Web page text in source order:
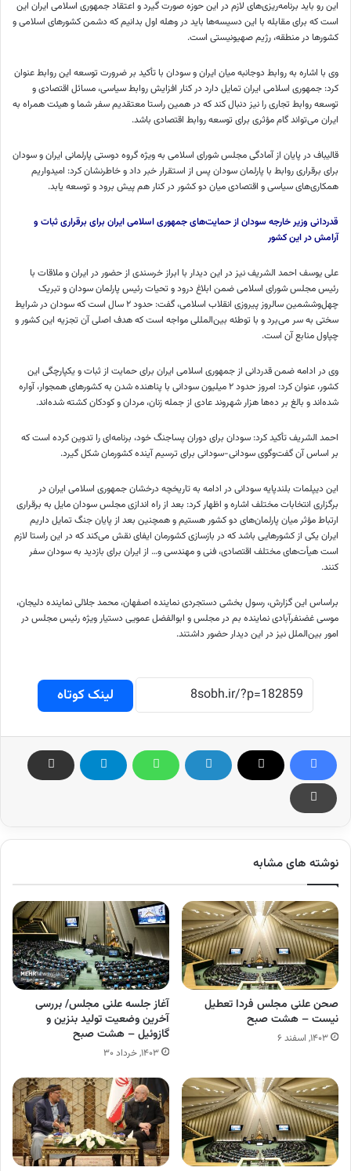
این رو باید برنامه‌ریزی‌های لازم در این حوزه صورت گیرد و اعتقاد جمهوری اسلامی ایران این
است که برای مقابله با این دسیسه‌ها باید در وهله اول بدانیم که دشمن کشورهای اسلامی و
کشورها در منطقه، رژیم صهیونیستی است.
وی با اشاره به روابط دوجانبه میان ایران و سودان با تأکید بر ضرورت توسعه اینروابطعنوان
کرد: جمهوری اسلامی ایران تمایل دارد در کنار افزایش روابط سیاسی، مسائل اقتصادی و
توسعهروابط تجاری را نیز دنبال کند که در همین راستامعتقدیم سفر شما و هیئت همراه به
ایران می‌تواند گام مؤثری برای توسعهروابط اقتصادی باشد.
قالیباف در پایان از آمادگی مجلس شورای اسلامی به ویژه گروه دوستی پارلمانی ایران و سودان
برای برقراری روابط با پارلمان سودان پس از استقرار خبر داد و خاطرنشان کرد: امیدواریم
همکاری‌های سیاسی و اقتصادی میان دو کشور در کنار هم پیش برود و توسعهیابد.
قدردانی وزیر خارجه سودان از حمایت‌های جمهوری اسلامی ایران برای برقراری ثبات و
آرامش در این کشور
علی یوسف احمد الشریفنیز در این دیدار با ابراز خرسندی از حضور در ایران و ملاقات با
رئیس مجلس شورای اسلامی ضمن ابلاغ درود و تحیات رئیس پارلمان سودان و تبریک
چهل‌وششمین
سالروز پیروزی انقلاب اسلامی، گفت: حدود ۲ سال است که سودان در شرایط
سختی به سر می‌برد و با توطئه بین‌المللیمواجه است که هدف اصلی آن تجزیه این کشور و
چپاول منابع آن است.
وی در ادامه ضمن قدردانی از جمهوری اسلامی ایران برای حمایت از ثبات و یکپارچگی این
کشور، عنوان کرد: امروز حدود ۲ میلیون سودانی با پناهنده شدن به کشورهای همجوار، آواره
شده‌اند و بالغ بر ده‌ها هزار شهروند عادی از جمله زنان، مردان و کودکان کشته شده‌اند.
احمد الشریفتأکید کرد: سودان برای دورانپساجنگخود، برنامه‌ایرا تدوینکرده است که
بر اساسآن گفت‌وگوی سودانی-سودانی برای ترسیم آینده کشورمان شکل گیرد.
این دیپلمات بلندپایه سودانی در ادامه به تاریخچه درخشان جمهوری اسلامی ایران در
برگزاری انتخابات مختلف اشاره و اظهار کرد: بعد از راه اندازی مجلس سودان مایل به برقراری
ارتباط مؤثر میان پارلمان‌های دو کشور هستیم و همچنین بعد از پایان جنگ تمایل داریم
ایران یکی از کشورهایی باشد که در بازسازی کشورمان ایفای نقش می‌کند که در این راستا لازم
است هیأت‌های مختلف اقتصادی، فنی و مهندسی و… از ایران برای بازدید به سودان سفر
کنند.
براساس این گزارش،رسول بخشی دستجردی نماینده اصفهان، محمد جلالی نماینده دلیجان،
موسیغضنفرآبادینماینده بم در مجلس و ابوالفضل عمویی دستیار ویژه رئیس مجلس در
امور بین‌الملل نیز در این دیدار حضور داشتند.
لینک کوتاه
نوشته های مشابه
صحن علنی مجلس فردا تعطیل
نیست – هشت صبح
۱۴۰۳, اسفند ۶
آغاز جلسه علنی مجلس/ بررسی
آخرین وضعیت تولید بنزین و
گازوئیل – هشت صبح
۱۴۰۳, خرداد ۳۰